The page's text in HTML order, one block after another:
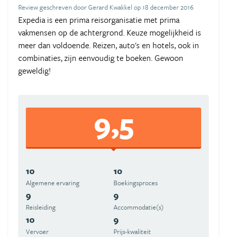
Review geschreven door Gerard Kwakkel op 18 december 2016
Expedia is een prima reisorganisatie met prima
vakmensen op de achtergrond. Keuze mogelijkheid is
meer dan voldoende. Reizen, auto's en hotels, ook in
combinaties, zijn eenvoudig te boeken. Gewoon
geweldig!
9,5
10
Algemene ervaring
10
Boekingsproces
9
Reisleiding
9
Accommodatie(s)
10
Vervoer
9
Prijs-kwaliteit